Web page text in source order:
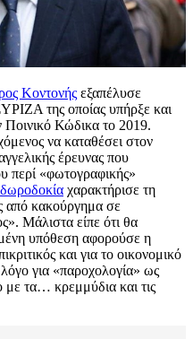
Κοντονής εξαπέλυσε
της οποίας υπήρξε και
Ποινικό Κώδικα το 2019.
να καταθέσει στον
έρευνας που
περί «φωτογραφικής»
δωροδοκία χαρακτήρισε τη
από κακούργημα σε
Μάλιστα είπε ότι θα
υπόθεση αφορούσε η
και για το οικονομικό
για «παροχολογία» ως
τα… κρεμμύδια και τις